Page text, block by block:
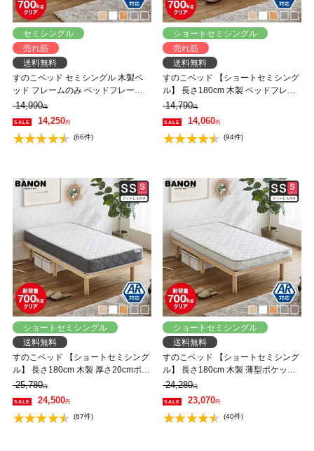
セミシングル
売れ筋
送料無料
すのこベッド セミシングル 木製ベ
ッド フレームのみ ベッドフレーム
ローベッド 高さ調整 組立簡単 ヘッ
ドレス 一人暮らし 北欧 低ホルムア
ルデヒド バノン【AR】
14,990円
14,250円
(66件)
ショートセミシングル
売れ筋
送料無料
すのこベッド 【ショートセミシング
ル】 長さ180cm 木製 ベッドフレー
ム 耐荷重350kg 組立簡単 高さ4段階
低ホルムアルデヒド バノン【AR】
14,790円
14,060円
(94件)
ショートセミシングル
送料無料
すのこベッド 【ショートセミシング
ル】 長さ180cm 木製 厚さ20cmポケ
ットコイルマットレスセット 耐荷重
350kg 組立簡単 高さ4段階 低ホルム
アルデヒド バノン【AR】
25,780円
24,500円
(67件)
ショートセミシングル
送料無料
すのこベッド 【ショートセミシング
ル】 長さ180cm 木製 薄型ポケット
コイルマットレスセット 耐荷重
350kg 組立簡単 高さ4段階 低ホルム
アルデヒド バノン【AR】
24,280円
23,070円
(40件)